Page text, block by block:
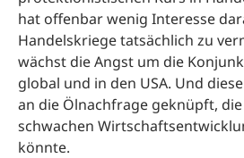
hat offenbar wenig Interesse
Handelskriege tatsächlich zu
wächst die Angst um die
global und in den USA. Und
an die Ölnachfrage geknüpft,
schwachen
könnte.